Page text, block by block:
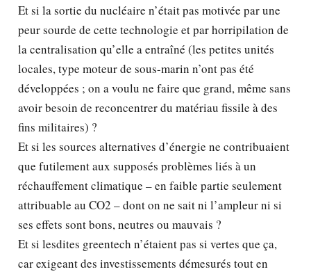
Et si la sortie du nucléaire n’était pas motivée par une
peur sourde de cette technologie et par horripilation de
la centralisation qu’elle a entraîné (les petites unités
locales, type moteur de sous-marin n’ont pas été
développées ; on a voulu ne faire que grand, même sans
avoir besoin de reconcentrer du matériau fissile à des
fins militaires) ?
Et si les sources alternatives d’énergie ne contribuaient
que futilement aux supposés problèmes liés à un
réchauffement climatique – en faible partie seulement
attribuable au CO2 – dont on ne sait ni l’ampleur ni si
ses effets sont bons, neutres ou mauvais ?
Et si lesdites greentech n’étaient pas si vertes que ça,
car exigeant des investissements démesurés tout en